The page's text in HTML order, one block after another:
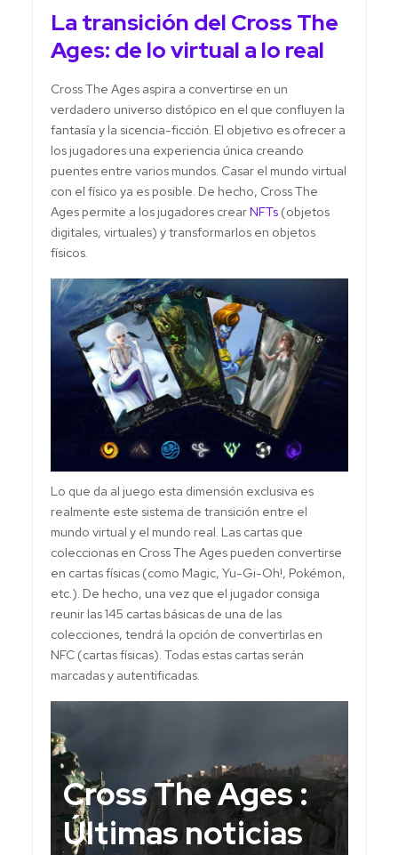
La transición del Cross The
Ages: de lo virtual a lo real
Cross The Ages aspira a convertirse en un
verdadero universo distópico en el que confluyen la
fantasía y la sicencia-ficción. El objetivo es ofrecer a
los jugadores una experiencia única creando
puentes entre varios mundos. Casar el mundo virtual
con el físico ya es posible. De hecho, Cross The
Ages permite a los jugadores crearNFTs(objetos
digitales, virtuales) y transformarlos en objetos
físicos.
Lo que da al juego esta dimensión exclusiva es
realmente este sistema de transición entre el
mundo virtual y el mundo real. Las cartas que
coleccionas en Cross The Ages pueden convertirse
en cartas físicas (como Magic, Yu-Gi-Oh!, Pokémon,
etc.). De hecho, una vez que el jugador consiga
reunir las 145 cartas básicas de una de las
colecciones, tendrá la opción de convertirlas en
NFC (cartas físicas). Todas estas cartas serán
marcadas y autentificadas.
Cross The Ages :
Últimas noticias